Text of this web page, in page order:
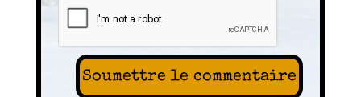
Soumettre le commentaire